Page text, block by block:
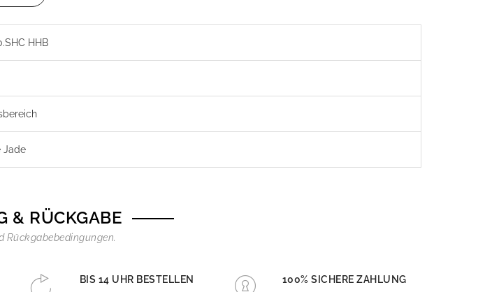
HHB
Jade
& RÜCKGABE
Rückgabebedingungen.
BIS 14 UHR BESTELLEN
100% SICHERE ZAHLUNG